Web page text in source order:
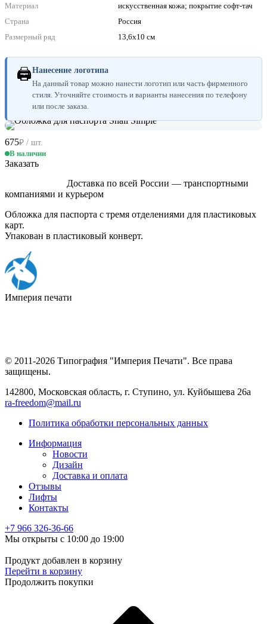
Материал
искусственная кожа; покрытие софт-тач
Страна
Россия
Размерный ряд
13,6х10 см
🖨Нанесение логотипа
На данный товар можно нанести логотип или часть фирменного
стиля. Уточняйте стоимость и варианты нанесения по телефону
или после заказа.
675₽ / шт.
В наличии
Заказать
Доставка по всей России — транспортными
компаниями и курьером
Обложка для паспорта с тремя отделениями для пластиковых
карт.
Упакован в пластиковый конверт.
Империя печати
© 2011-2026 Типография "Империя Печати". Все права
защищены.
142800, Московская область, г. Ступино, ул. Куйбышева 26а
ra-freedom@mail.ru
Политика обработки персональных данных
Информация
Новости
Дизайн
Доставка и оплата
Отзывы
Лифты
Контакты
+7 966 326-36-66
Мы открыты с 10:00 до 19:00
Продукт добавлен в корзину
Перейти в корзину
Продолжить покупки